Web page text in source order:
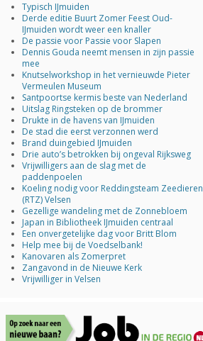
Typisch IJmuiden
Derde editie Buurt Zomer Feest Oud-
IJmuiden wordt weer een knaller
De passie voor Passie voor Slapen
Dennis Gouda neemt mensen in zijn passie
mee
Knutselworkshop in het vernieuwde Pieter
Vermeulen Museum
Santpoortse kermis beste van Nederland
Uitslag Ringsteken op de brommer
Drukte in de havens van IJmuiden
De stad die eerst verzonnen werd
Brand duingebied IJmuiden
Drie auto’s betrokken bij ongeval Rijksweg
Vrijwilligers aan de slag met de
paddenpoelen
Koeling nodig voor Reddingsteam Zeedieren
(RTZ) Velsen
Gezellige wandeling met de Zonnebloem
Japan in Bibliotheek IJmuiden centraal
Een onvergetelijke dag voor Britt Blom
Help mee bij de Voedselbank!
Kanovaren als Zomerpret
Zangavond in de Nieuwe Kerk
Vrijwilliger in Velsen